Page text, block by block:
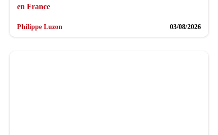
en France
Philippe Luzon 03/08/2026